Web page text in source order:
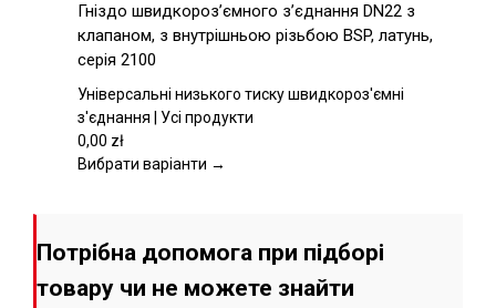
має
кілька
Параметри
можна
на
Гніздо швидкороз’ємного з’єднання DN22 з
клапаном, з внутрішньою різьбою BSP, латунь,
серія 2100
Універсальні низького тиску швидкороз'ємні
з'єднання | Усі продукти
0,00 zł
Вибрати варіанти →
Потрібна допомога при підборі
товару чи не можете знайти